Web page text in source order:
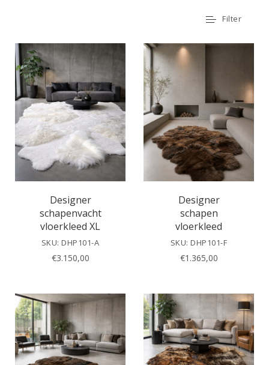
Filter
Designer
schapenvacht
vloerkleed XL
SKU: DHP101-A
€3.150,00
Designer
schapen
vloerkleed
SKU: DHP101-F
€1.365,00